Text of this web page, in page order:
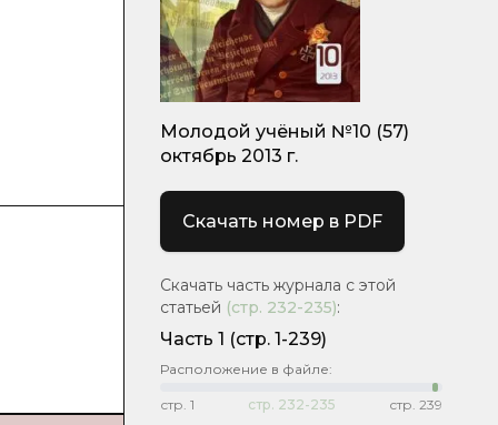
Молодой учёный №10 (57)
октябрь 2013 г.
Скачать номер в PDF
Скачать часть журнала с этой
статьей (стр. 232-235):
Часть 1 (стр. 1-239)
Расположение в файле:
стр. 1 стр. 232-235 стр. 239